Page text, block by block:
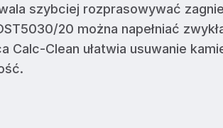
szybciej rozprasowywać
20 można napełniać
Calc-Clean ułatwia usuwanie